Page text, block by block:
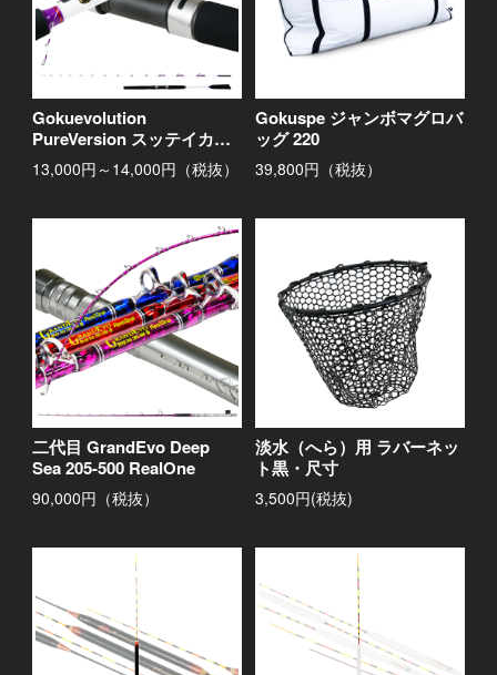
Gokuevolution
PureVersion スッテイカ
180/200
13,000円～14,000円（税抜）
Gokuspe ジャンボマグロバ
ッグ 220
39,800円（税抜）
二代目 GrandEvo Deep
Sea 205-500 RealOne
90,000円（税抜）
淡水（へら）用 ラバーネッ
ト黒・尺寸
3,500円(税抜)